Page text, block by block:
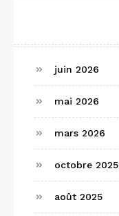
juin 2026
mai 2026
mars 2026
octobre 2025
août 2025